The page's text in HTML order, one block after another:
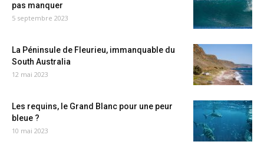
pas manquer
5 septembre 2023
La Péninsule de Fleurieu, immanquable du
South Australia
12 mai 2023
Les requins, le Grand Blanc pour une peur
bleue ?
10 mai 2023